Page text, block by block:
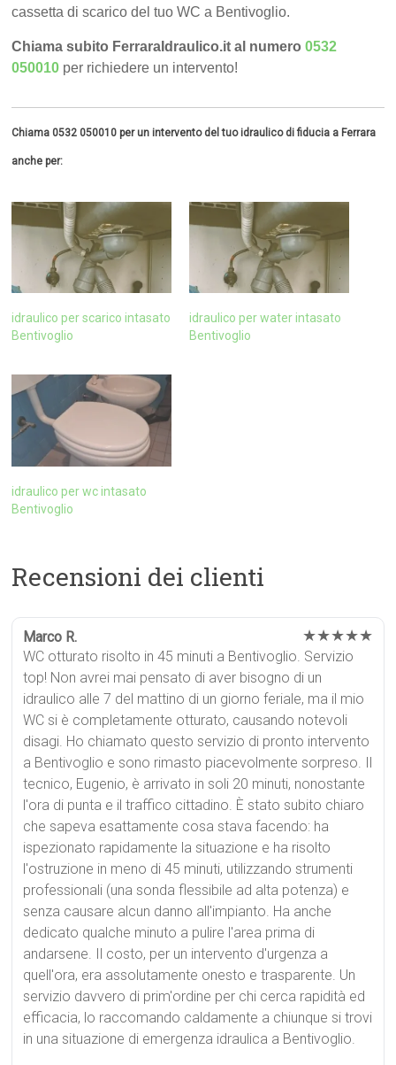
cassetta di scarico del tuo WC a Bentivoglio.
Chiama subito FerraraIdraulico.it al numero0532
050010 per richiedere un intervento!
Chiama 0532 050010 per un intervento del tuo idraulico di fiducia a Ferrara
anche per:
idraulico per scarico intasato
Bentivoglio
idraulico per water intasato
Bentivoglio
idraulico per wc intasato
Bentivoglio
Recensioni dei clienti
Marco R. ★★★★★
WC otturato risolto in 45 minuti a Bentivoglio. Servizio
top! Non avrei mai pensato di aver bisogno di un
idraulico alle 7 del mattino di un giorno feriale, ma il mio
WC si è completamente otturato, causando notevoli
disagi. Ho chiamato questo servizio di pronto intervento
a Bentivoglio e sono rimasto piacevolmente sorpreso. Il
tecnico, Eugenio, è arrivato in soli 20 minuti, nonostante
l'ora di punta e il traffico cittadino. È stato subito chiaro
che sapeva esattamente cosa stava facendo: ha
ispezionato rapidamente la situazione e ha risolto
l'ostruzione in meno di 45 minuti, utilizzando strumenti
professionali (una sonda flessibile ad alta potenza) e
senza causare alcun danno all'impianto. Ha anche
dedicato qualche minuto a pulire l'area prima di
andarsene. Il costo, per un intervento d'urgenza a
quell'ora, era assolutamente onesto e trasparente. Un
servizio davvero di prim'ordine per chi cerca rapidità ed
efficacia, lo raccomando caldamente a chiunque si trovi
in una situazione di emergenza idraulica a Bentivoglio.